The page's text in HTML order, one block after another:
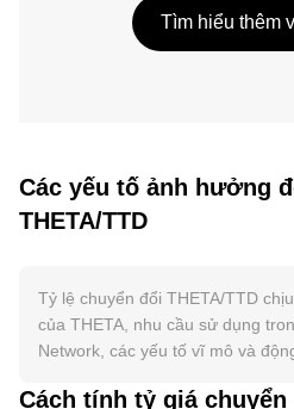
Tìm hiểu thêm
Các yếu tố ảnh hưởng
THETA/TTD
Tỷ lệ chuyển đổi THETA/TTD
của THETA, nhu cầu sử dụng
Network, các yếu tố vĩ mô và
và không có lịch trình halving; cơ
Cách tính tỷ giá chuyển